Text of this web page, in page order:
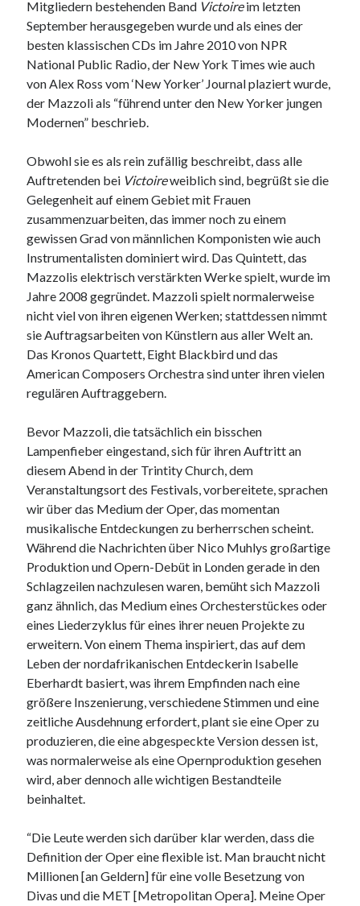
Mitgliedern bestehenden Band Victoireim letzten
September herausgegeben wurde und als eines der
besten klassischen CDs im Jahre 2010 von NPR
National Public Radio, der New York Times wie auch
von Alex Ross vom ‘New Yorker’ Journal plaziert wurde,
der Mazzoli als “führend unter den New Yorker jungen
Modernen” beschrieb.
Obwohl sie es als rein zufällig beschreibt, dass alle
Auftretenden bei Victoireweiblich sind, begrüßt sie die
Gelegenheit auf einem Gebiet mit Frauen
zusammenzuarbeiten, das immer noch zu einem
gewissen Grad von männlichen Komponisten wie auch
Instrumentalisten dominiert wird. Das Quintett, das
Mazzolis elektrisch verstärkten Werke spielt, wurde im
Jahre 2008 gegründet. Mazzoli spielt normalerweise
nicht viel von ihren eigenen Werken; stattdessen nimmt
sie Auftragsarbeiten von Künstlern aus aller Welt an.
Das Kronos Quartett, Eight Blackbird und das
American Composers Orchestra sind unter ihren vielen
regulären Auftraggebern.
Bevor Mazzoli, die tatsächlich ein bisschen
Lampenfieber eingestand, sich für ihren Auftritt an
diesem Abend in der Trintity Church, dem
Veranstaltungsort des Festivals, vorbereitete, sprachen
wir über das Medium der Oper, das momentan
musikalische Entdeckungen zu berherrschen scheint.
Während die Nachrichten über Nico Muhlys großartige
Produktion und Opern-Debüt in Londen gerade in den
Schlagzeilen nachzulesen waren, bemüht sich Mazzoli
ganz ähnlich, das Medium eines Orchesterstückes oder
eines Liederzyklus für eines ihrer neuen Projekte zu
erweitern. Von einem Thema inspiriert, das auf dem
Leben der nordafrikanischen Entdeckerin Isabelle
Eberhardt basiert, was ihrem Empfinden nach eine
größere Inszenierung, verschiedene Stimmen und eine
zeitliche Ausdehnung erfordert, plant sie eine Oper zu
produzieren, die eine abgespeckte Version dessen ist,
was normalerweise als eine Opernproduktion gesehen
wird, aber dennoch alle wichtigen Bestandteile
beinhaltet.
“Die Leute werden sich darüber klar werden, dass die
Definition der Oper eine flexible ist. Man braucht nicht
Millionen [an Geldern] für eine volle Besetzung von
Divas und die MET [Metropolitan Opera]. Meine Oper